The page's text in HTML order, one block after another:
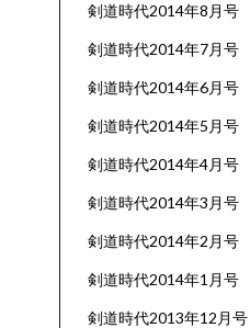
剣道時代2014年8月号
剣道時代2014年7月号
剣道時代2014年6月号
剣道時代2014年5月号
剣道時代2014年4月号
剣道時代2014年3月号
剣道時代2014年2月号
剣道時代2014年1月号
剣道時代2013年12月号